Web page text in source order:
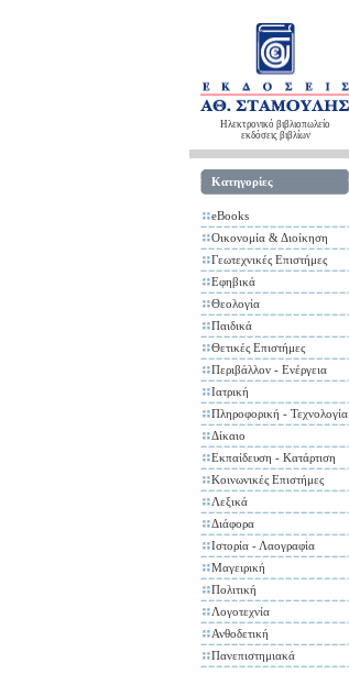
Ηλεκτρονικό βιβλιοπωλείο
εκδόσεις βιβλίων
Κατηγορίες
eBooks
Οικονομία & Διοίκηση
Γεωτεχνικές Επιστήμες
Εφηβικά
Θεολογία
Παιδικά
Θετικές Επιστήμες
Περιβάλλον - Ενέργεια
Ιατρική
Πληροφορική - Τεχνολογία
Δίκαιο
Εκπαίδευση - Κατάρτιση
Κοινωνικές Επιστήμες
Λεξικά
Διάφορα
Ιστορία - Λαογραφία
Μαγειρική
Πολιτική
Λογοτεχνία
Ανθοδετική
Πανεπιστημιακά